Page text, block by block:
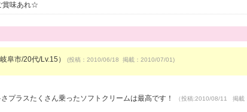
賞味あれ☆
阜市/20代/Lv.15） (投稿：2010/06/18 掲載：2010/07/01)
プラスたくさん乗ったソフトクリームは最高です！
（投稿:2010/08/11 掲載